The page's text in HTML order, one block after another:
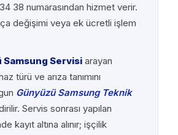
38 numarasından hizmet verir.
değişimi veya ek ücretli işlem
Samsung Servisi arayan
türü ve arıza tanımını
Günyüzü Samsung Teknik
Servis sonrası yapılan
kayıt altına alınır; işçilik